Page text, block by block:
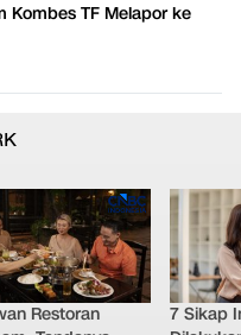
Kombes TF Melapor ke
Restoran
7 Sikap